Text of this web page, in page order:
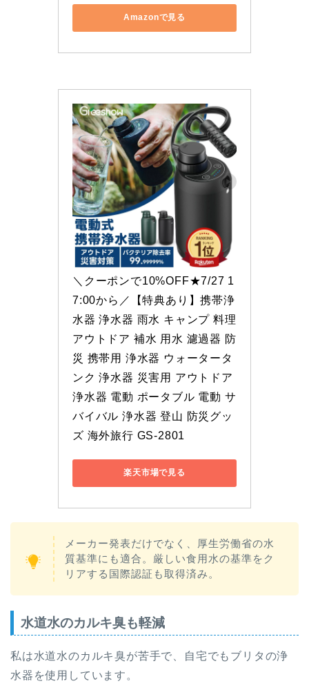
Amazonで見る
＼クーポンで10%OFF★7/27 1
7:00から／【特典あり】携帯浄
水器 浄水器 雨水 キャンプ 料理
アウトドア 補水 用水 濾過器 防
災 携帯用 浄水器 ウォータータ
ンク 浄水器 災害用 アウトドア
浄水器 電動 ポータブル 電動 サ
バイバル 浄水器 登山 防災グッ
ズ 海外旅行 GS-2801
楽天市場で見る
メーカー発表だけでなく、厚生労働省の水
質基準にも適合。厳しい食用水の基準をク
リアする国際認証も取得済み。
水道水のカルキ臭も軽減
私は水道水のカルキ臭が苦手で、自宅でもブリタの浄
水器を使用しています。